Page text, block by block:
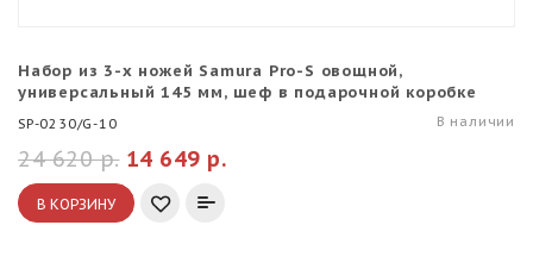
Набор из 3-х ножей Samura Pro-S овощной,
универсальный 145 мм, шеф в подарочной коробке
SP-0230/G-10 В наличии
14 649 р.
24 620 р.
В КОРЗИНУ